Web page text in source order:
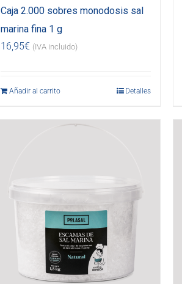
Caja 2.000 sobres monodosis sal
marina fina 1 g
16,95€ (IVA incluido)
Añadir al carrito Detalles